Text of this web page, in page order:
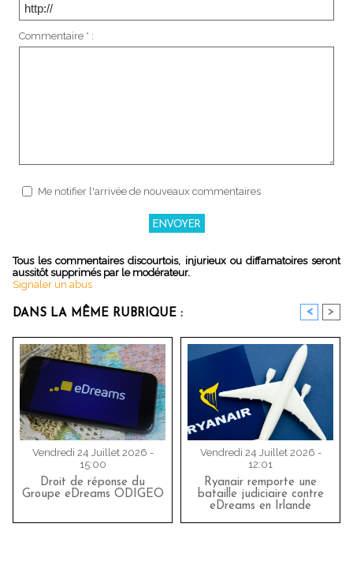
Commentaire * :
Me notifier l'arrivée de nouveaux commentaires
Tous les commentaires discourtois, injurieux ou diffamatoires seront
aussitôt supprimés par le modérateur.
Signaler un abus
DANS LA MÊME RUBRIQUE : < >
Vendredi 24 Juillet 2026 -
15:00
Droit de réponse du
Groupe eDreams ODIGEO
Vendredi 24 Juillet 2026 -
12:01
Ryanair remporte une
bataille judiciaire contre
eDreams en Irlande